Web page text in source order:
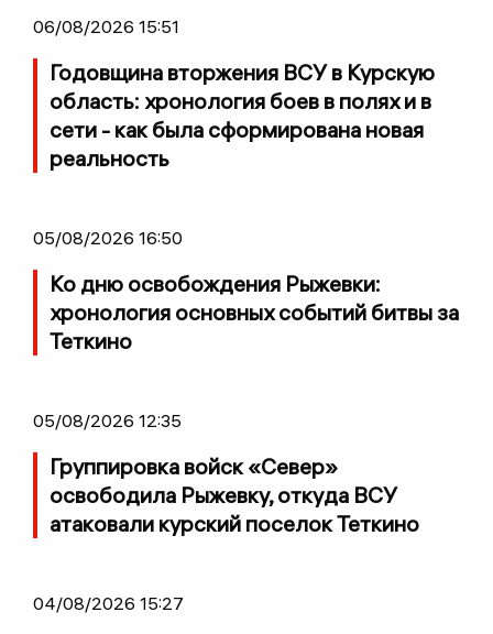
06/08/2026 15:51
Годовщина вторжения ВСУ в Курскую
область: хронология боев в полях и в
сети - как была сформирована новая
реальность
05/08/2026 16:50
Ко дню освобождения Рыжевки:
хронология основных событий битвы за
Теткино
05/08/2026 12:35
Группировка войск «Север»
освободила Рыжевку, откуда ВСУ
атаковали курский поселок Теткино
04/08/2026 15:27